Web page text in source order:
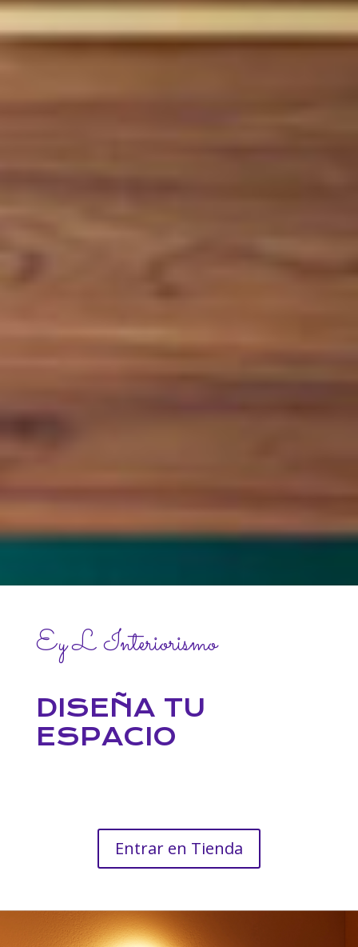
Ey L Interiorismo
DISEÑA TU
ESPACIO
Entrar en Tienda